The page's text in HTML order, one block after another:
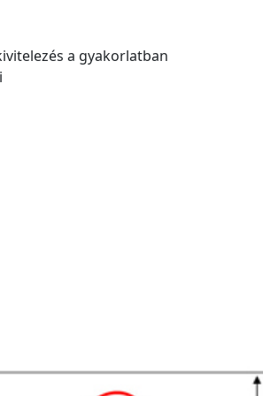
a gyakorlatban